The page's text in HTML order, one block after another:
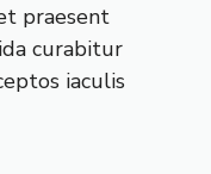
praesent
curabitur
iaculis